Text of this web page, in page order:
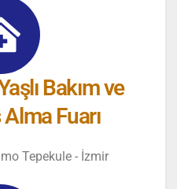
Bakım ve
Alma Fuarı
Tepekule - İzmir